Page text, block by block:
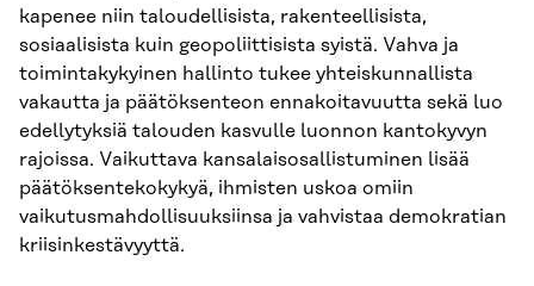
kapenee niin taloudellisista, rakenteellisista,
sosiaalisista kuin geopoliittisista syistä. Vahva ja
toimintakykyinen hallinto tukee yhteiskunnallista
vakautta ja päätöksenteon ennakoitavuutta sekä luo
edellytyksiä talouden kasvulle luonnon kantokyvyn
rajoissa. Vaikuttava kansalaisosallistuminen lisää
päätöksentekokykyä, ihmisten uskoa omiin
vaikutusmahdollisuuksiinsa ja vahvistaa demokratian
kriisinkestävyyttä.